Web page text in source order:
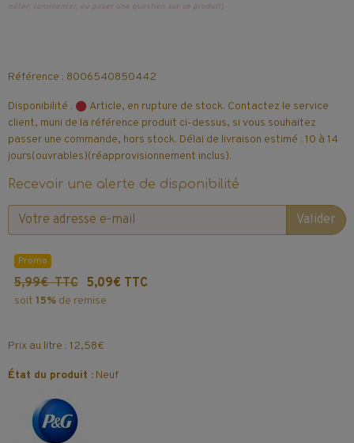
noter, commenter, ou poser une question sur ce produit)
Référence : 8006540850442
Disponibilité :
Article, en rupture de stock. Contactez le service
client, muni de la référence produit ci-dessus, si vous souhaitez
passer une commande, hors stock. Délai de livraison estimé : 10 à 14
jours(ouvrables)(réapprovisionnement inclus).
Recevoir une alerte de disponibilité
Valider
Promo
5,99€ TTC 5,09€ TTC
soit 15% de remise
Prix au litre : 12,58€
État du produit : Neuf